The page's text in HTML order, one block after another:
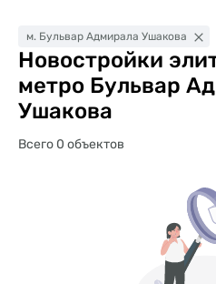
м. Бульвар Адмирала Ушакова
Новостройки
метро Бульвар
Ушакова
Всего 0 объектов